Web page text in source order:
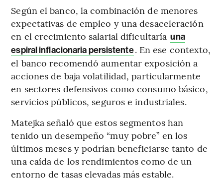
Según el banco, la combinación de menores
expectativas de empleo y una desaceleración
en el crecimiento salarial dificultaría una
espiral inflacionaria persistente. En ese contexto,
el banco recomendó aumentar exposición a
acciones de baja volatilidad, particularmente
en sectores defensivos como consumo básico,
servicios públicos, seguros e industriales.
Matejka señaló que estos segmentos han
tenido un desempeño “muy pobre” en los
últimos meses y podrían beneficiarse tanto de
una caída de los rendimientos como de un
entorno de tasas elevadas más estable.